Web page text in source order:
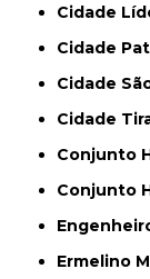
Cidade
Cidade
Cidade
Cidade
Conjunto
Conjunto
Ermelino